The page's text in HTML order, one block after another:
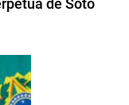
de Soto